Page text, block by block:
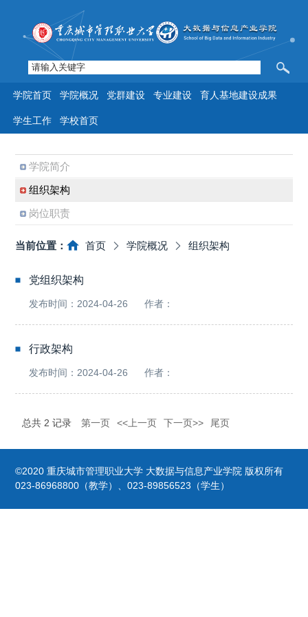
学院首页 学院概况 党群建设 专业建设 育人基地建设成果
学生工作 学校首页
学院简介
组织架构
岗位职责
当前位置： 首页 学院概况 组织架构
党组织架构
发布时间：2024-04-26 作者：
行政架构
发布时间：2024-04-26 作者：
总共 2 记录 第一页 <<上一页 下一页>> 尾页
©2020 重庆城市管理职业大学 大数据与信息产业学院 版权所有
023-86968800（教学）、023-89856523（学生）